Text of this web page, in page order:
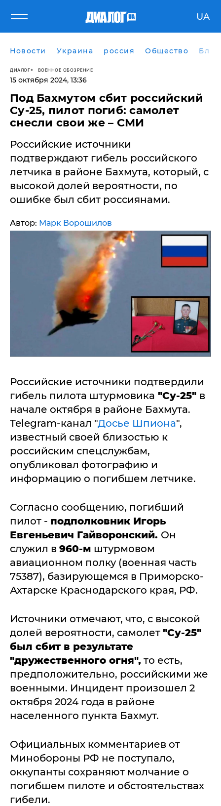
UA
Новости Украина россия Общество
ДИАЛОГ ВОЕННОЕ ОБОЗРЕНИЕ
15 октября 2024, 13:36
Под Бахмутом сбит российский
Су-25, пилот погиб: самолет
снесли свои же – СМИ
Российские источники
подтверждают гибель российского
летчика в районе Бахмута, который, с
высокой долей вероятности, по
ошибке был сбит россиянами.
Автор: Марк Ворошилов
Российские источники подтвердили
гибель пилота штурмовика "Су-25" в
начале октября в районе Бахмута.
Telegram-канал "Досье Шпиона",
известный своей близостью к
российским спецслужбам,
опубликовал фотографию и
информацию о погибшем летчике.
Согласно сообщению, погибший
пилот - подполковник Игорь
Евгеньевич Гайворонский. Он
служил в 960-м штурмовом
авиационном полку (военная часть
75387), базирующемся в Приморско-
Ахтарске Краснодарского края, РФ.
Источники отмечают, что, с высокой
долей вероятности, самолет "Су-25"
был сбит в результате
"дружественного огня", то есть,
предположительно, российскими же
военными. Инцидент произошел 2
октября 2024 года в районе
населенного пункта Бахмут.
Официальных комментариев от
Минобороны РФ не поступало,
оккупанты сохраняют молчание о
погибшем пилоте и обстоятельствах
гибели.